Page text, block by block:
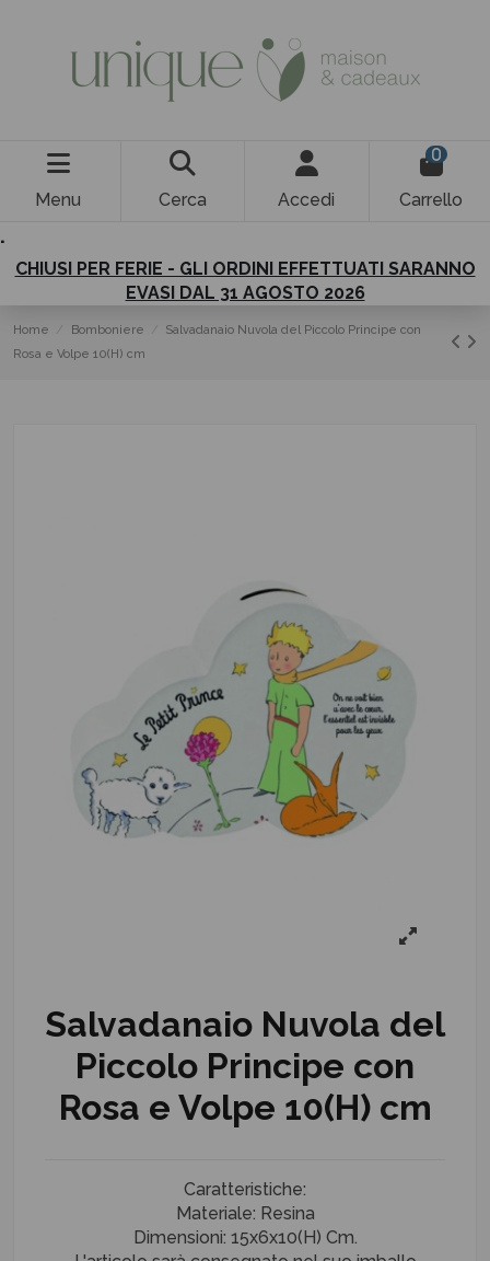
Menu Cerca Accedi
0
Carrello
.
CHIUSI PER FERIE - GLI ORDINI EFFETTUATI SARANNO
EVASI DAL 31 AGOSTO 2026
Home Bomboniere
Salvadanaio Nuvola del Piccolo Principe con
Rosa e Volpe 10(H) cm
Salvadanaio Nuvola del
Piccolo Principe con
Rosa e Volpe 10(H) cm
Caratteristiche:
Materiale: Resina
Dimensioni: 15x6x10(H) Cm.